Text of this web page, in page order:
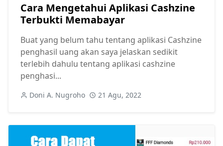
Cara Mengetahui Aplikasi Cashzine
Terbukti Memabayar
Buat yang belum tahu tentang aplikasi Cashzine
penghasil uang akan saya jelaskan sedikit
terlebih dahulu tentang aplikasi cashzine
penghasi...
Doni A. Nugroho 21 Agu, 2022